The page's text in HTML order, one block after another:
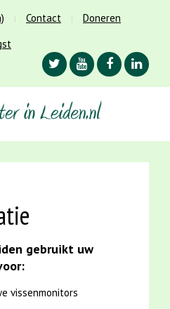
Contact
Doneren
gebruikt uw
vissenmonitors